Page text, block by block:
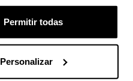
Permitir todas
Personalizar